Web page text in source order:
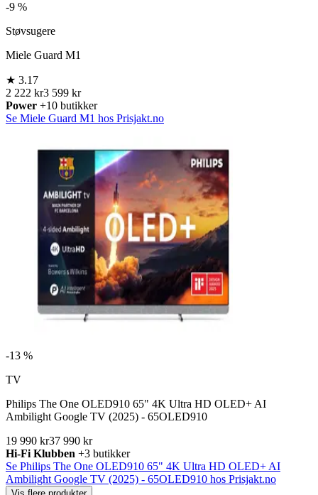
-9 %
Støvsugere
Miele Guard M1
★ 3.17
2 222 kr3 599 kr
Power +10 butikker
Se Miele Guard M1 hos Prisjakt.no
-13 %
TV
Philips The One OLED910 65" 4K Ultra HD OLED+ AI
Ambilight Google TV (2025) - 65OLED910
19 990 kr37 990 kr
Hi-Fi Klubben +3 butikker
Se Philips The One OLED910 65" 4K Ultra HD OLED+ AI
Ambilight Google TV (2025) - 65OLED910 hos Prisjakt.no